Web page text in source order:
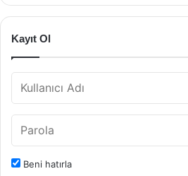
Kayıt Ol
Beni hatırla